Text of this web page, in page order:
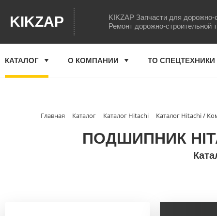
KIKZAP
KIKZAP Запчасти для дорожно-
Ремонт дорожно-строительной
КАТАЛОГ О КОМПАНИИ ТО СПЕЦТЕХНИКИ
Главная Каталог Каталог Hitachi Каталог Hitachi /
ПОДШИПНИК